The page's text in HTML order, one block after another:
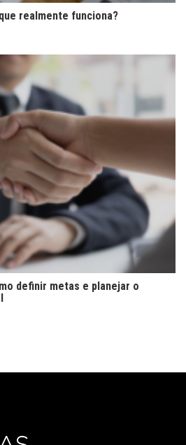
realmente funciona?
definir metas e planejar o